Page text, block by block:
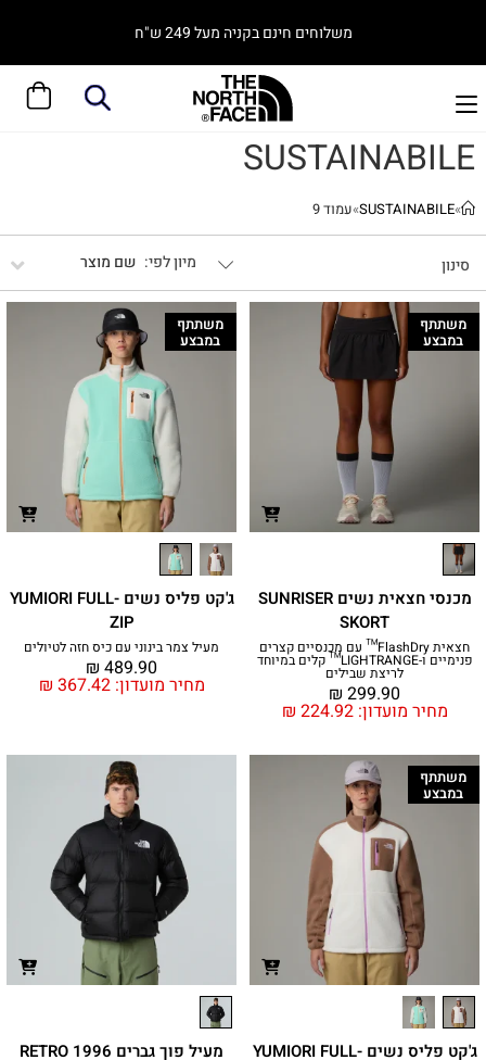
משלוחים חינם בקניה מעל 249 ש"ח
SUSTAINABILE
»
SUSTAINABILE
»עמוד 9
סינון שם מוצר
משתתף
במבצע
מכנסי חצאית נשים SUNRISER
SKORT
חצאית FlashDry™ עם מכנסיים קצרים
פנימיים ו-LIGHTRANGE™ קלים במיוחד
לריצת שבילים
מחיר מועדון: ₪ 224.92
₪ 299.90
משתתף
במבצע
ג'קט פליס נשים YUMIORI FULL-
ZIP
מעיל צמר בינוני עם כיס חזה לטיולים
מחיר מועדון: ₪ 367.42
₪ 489.90
משתתף
במבצע
ג'קט פליס נשים YUMIORI FULL-
מעיל פוך גברים 1996 RETRO